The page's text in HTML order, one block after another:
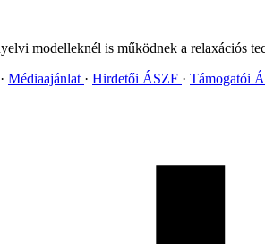
modelleknél is működnek a relaxációs
Médiaajánlat Hirdetői ÁSZF Támogatói